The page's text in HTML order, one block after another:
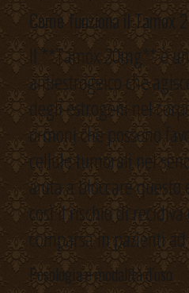
Come funziona il Tamox
Il **Tamox 20mg** è
antiestrogeico che
degli estrogeni nel
ormoni che possono
cellule tumorali nel
aiuta a bloccare
così il rischio di recidiva
comparsa in pazienti
Posologia e modalità d’uso